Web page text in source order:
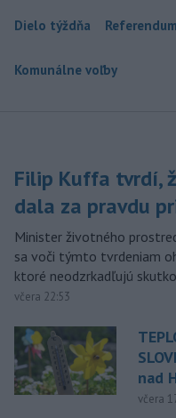
Dielo týždňa Referendum
Komunálne voľby
Filip Kuffa tvrdí,
dala za pravdu
Minister životného
sa voči týmto tvrdeniam
ktoré neodzrkadľujú
včera 22:53
nad
včera